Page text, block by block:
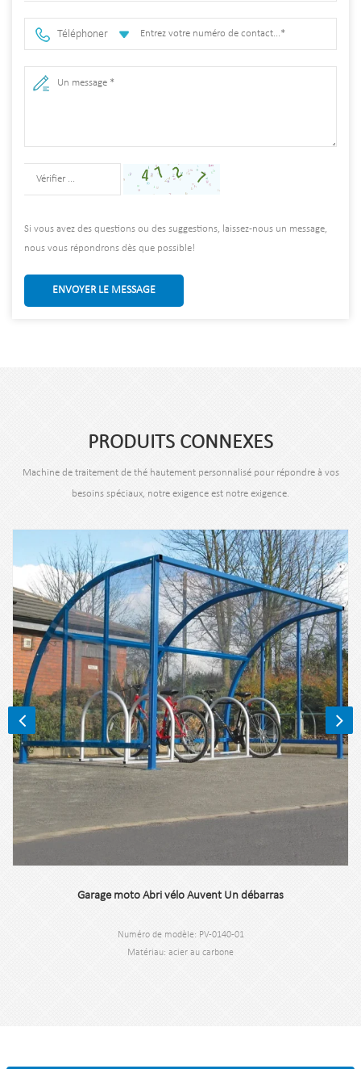
Téléphoner
Si vous avez des questions ou des suggestions, laissez-nous un message,
nous vous répondrons dès que possible!
ENVOYER LE MESSAGE
PRODUITS CONNEXES
Machine de traitement de thé hautement personnalisé pour répondre à vos
besoins spéciaux, notre exigence est notre exigence.
Garage moto Abri vélo Auvent Un débarras
Numéro de modèle: PV-0140-01
Matériau: acier au carbone